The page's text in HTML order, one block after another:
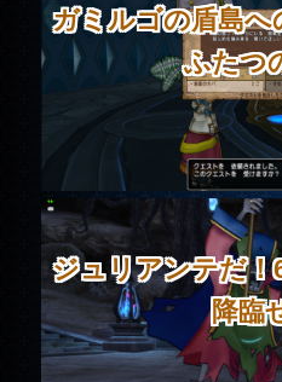
ガミルゴの盾島へ
ふたつ
ジュリアンテだ！
降臨